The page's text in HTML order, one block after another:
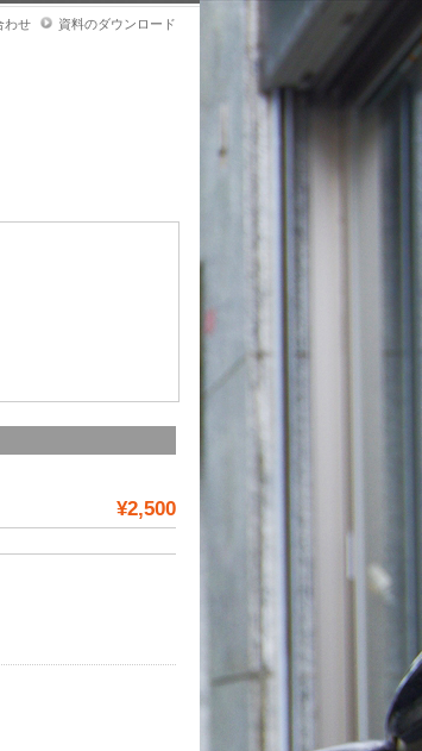
わせ 資料のダウンロード
¥2,500